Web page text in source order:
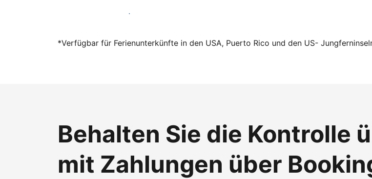
Werden Sie noch heute Gastgeber
*Verfügbar für Ferienunterkünfte in den USA, Puerto Rico und den US-
Behalten Sie die Kontrolle
mit Zahlungen über